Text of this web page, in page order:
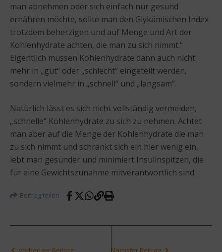
man abnehmen oder sich einfach nur gesund
ernähren möchte, sollte man den Glykämischen Index
trotzdem beherzigen und auf Menge und Art der
Kohlenhydrate achten, die man zu sich nimmt.“
Eigentlich müssen Kohlenhydrate dann auch nicht
mehr in „gut“ oder „schlecht“ eingeteilt werden,
sondern vielmehr in „schnell“ und „langsam“.
Natürlich lässt es sich nicht vollständig vermeiden,
„schnelle“ Kohlenhydrate zu sich zu nehmen. Achtet
man aber auf die Menge der Kohlenhydrate die man
zu sich nimmt und schränkt sich ein hier wenig ein,
lebt man gesünder und minimiert Insulinspitzen, die
für eine Gewichtszunahme mitverantwortlich sind.
Beitrag teilen
vorheriger Beitrag Nächster Beitrag